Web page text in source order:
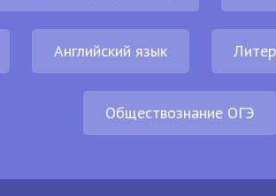
Английский язык
Обществознание ОГЭ